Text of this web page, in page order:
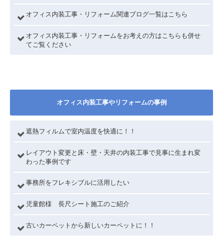
オフィス内装工事・リフォーム関連ブログ一覧はこちら
オフィス内装工事・リフォームをお考えの方はこちらも併せ
てご覧ください
オフィス内装工事やリフォームの事例
遮熱フィルムで室内温度を快適に！！
レイアウト変更と床・壁・天井の内装工事で見事に生まれ変
わった事例です
事務所をフレキシブルに活用したい
児童館様 長尺シート施工のご紹介
古いカーペットから新しいカーペットに！！